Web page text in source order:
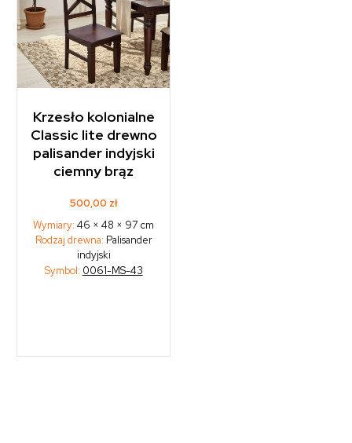
Krzesło kolonialne
Classic lite drewno
palisander indyjski
ciemny brąz
500,00 zł
Wymiary:46 × 48 × 97 cm
Rodzaj drewna: Palisander
indyjski
Symbol: 0061-MS-43